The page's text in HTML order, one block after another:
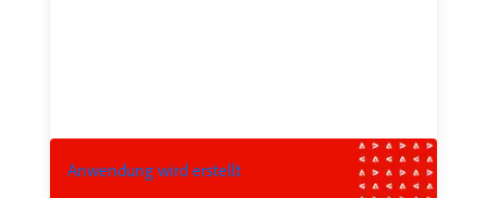
Anwendung wird erstellt